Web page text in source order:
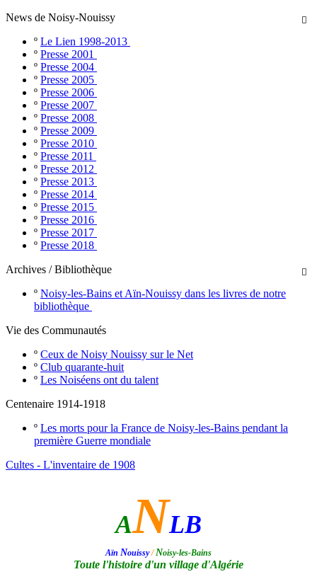

News de Noisy-Nouissy
º Le Lien 1998-2013
º Presse 2001
º Presse 2004
º Presse 2005
º Presse 2006
º Presse 2007
º Presse 2008
º Presse 2009
º Presse 2010
º Presse 2011
º Presse 2012
º Presse 2013
º Presse 2014
º Presse 2015
º Presse 2016
º Presse 2017
º Presse 2018

Archives / Bibliothèque
º Noisy-les-Bains et Aïn-Nouissy dans les livres de notre
bibliothèque
Vie des Communautés
º Ceux de Noisy Nouissy sur le Net
º Club quarante-huit
º Les Noiséens ont du talent
Centenaire 1914-1918
º Les morts pour la France de Noisy-les-Bains pendant la
première Guerre mondiale
Cultes - L'inventaire de 1908
ANLB
Aïn Nouissy/Noisy-les-Bains
Toute l'histoire d'un village d'Algérie